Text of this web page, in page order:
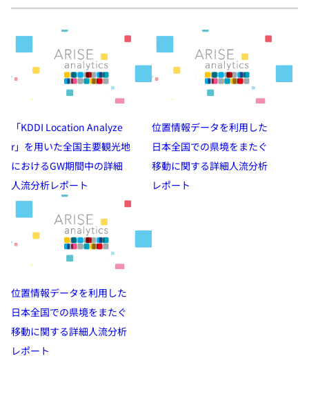
「KDDI Location Analyze
r」を用いた全国主要観光地
におけるGW期間中の詳細
人流分析レポート
位置情報データを利用した
日本全国での県境をまたぐ
移動に関する詳細人流分析
レポート
位置情報データを利用した
日本全国での県境をまたぐ
移動に関する詳細人流分析
レポート